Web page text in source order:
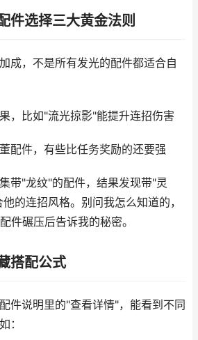
件选择三大黄金法则
成，不是所有发光的配件都适合自
，比如"流光掠影"能提升连招伤害
配件，有些比任务奖励的还要强
带"龙纹"的配件，结果发现带"灵
的连招风格。别问我怎么知道的，
件碾压后告诉我的秘密。
搭配公式
件说明里的"查看详情"，能看到不同
：